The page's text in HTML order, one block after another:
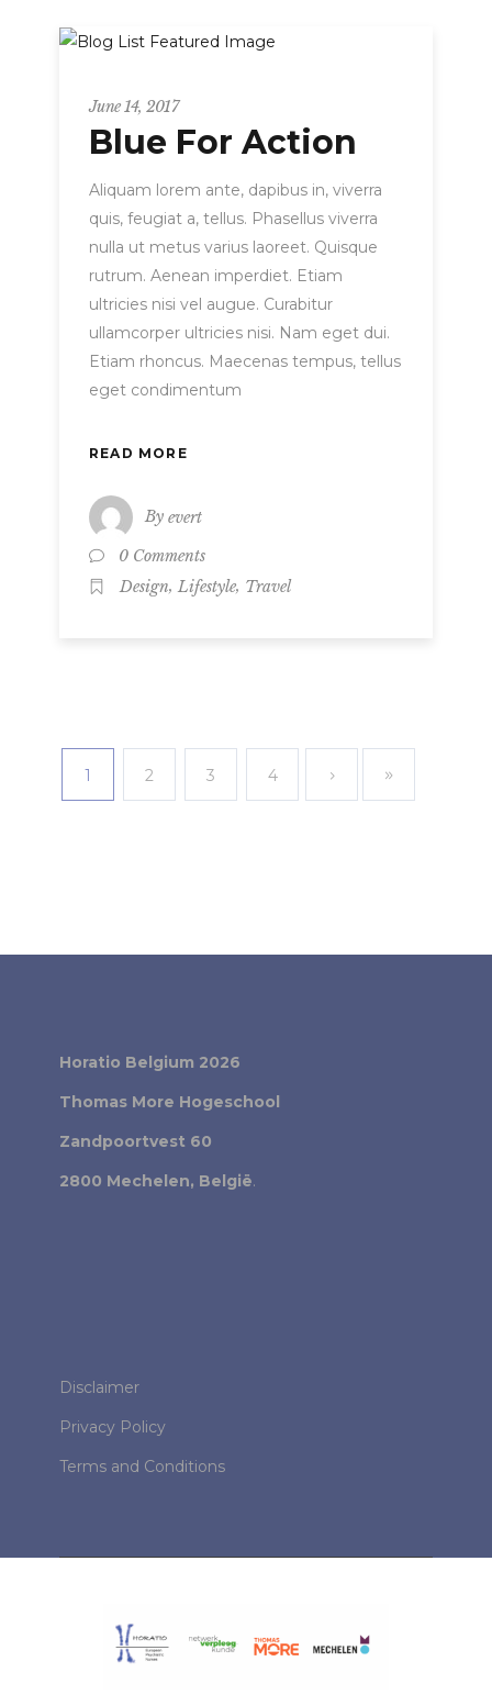
June 14, 2017
Blue For Action
Aliquam lorem ante, dapibus in, viverra
quis, feugiat a, tellus. Phasellus viverra
nulla ut metus varius laoreet. Quisque
rutrum. Aenean imperdiet. Etiam
ultricies nisi vel augue. Curabitur
ullamcorper ultricies nisi. Nam eget dui.
Etiam rhoncus. Maecenas tempus, tellus
eget condimentum
READ MORE
By evert
0 Comments
Design, Lifestyle, Travel
1 2 3 4
Horatio Belgium 2026
Thomas More Hogeschool
Zandpoortvest 60
2800 Mechelen, België.
Disclaimer
Privacy Policy
Terms and Conditions